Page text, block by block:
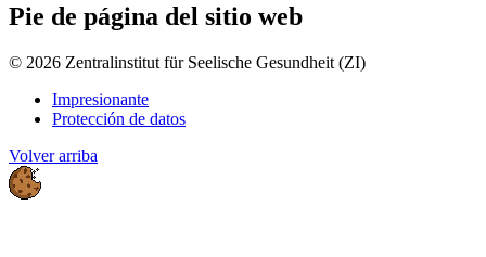
Pie de página del sitio web
© 2026 Zentralinstitut für Seelische Gesundheit (ZI)
Impresionante
Protección de datos
Volver arriba